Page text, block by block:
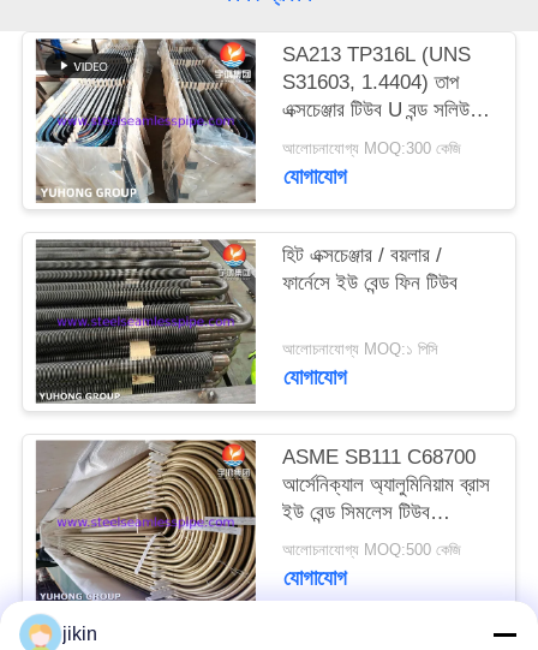
সাইট
ম্যাপ
PRIVACY
POLICY
SA213 TP316L (UNS
S31603, 1.4404) তাপ
এক্সচেঞ্জার টিউব U বন্ড সলিউশন
চিকিত্সা সঙ্গে, pickled &
passivated
আলোচনাযোগ্য MOQ:300 কেজি
যোগাযোগ
হিট এক্সচেঞ্জার / বয়লার /
ফার্নেসে ইউ বেন্ড ফিন টিউব
আলোচনাযোগ্য MOQ:১ পিসি
যোগাযোগ
ASME SB111 C68700
আর্সেনিক্যাল অ্যালুমিনিয়াম ব্রাস
ইউ বেন্ড সিমলেস টিউব
ইমপিঞ্জমেন্ট অ্যাটাক সহ
আলোচনাযোগ্য MOQ:500 কেজি
যোগাযোগ
jikin